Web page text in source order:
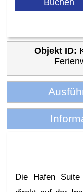
Objekt ID:
Die Hafen